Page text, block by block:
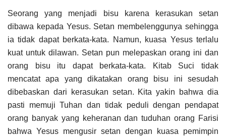
Seorang yang menjadi bisu karena kerasukan setan
dibawa kepada Yesus. Setan membelenggunya sehingga
ia tidak dapat berkata-kata. Namun, kuasa Yesus terlalu
kuat untuk dilawan. Setan pun melepaskan orang ini dan
orang bisu itu dapat berkata-kata. Kitab Suci tidak
mencatat apa yang dikatakan orang bisu ini sesudah
dibebaskan dari kerasukan setan. Kita yakin bahwa dia
pasti memuji Tuhan dan tidak peduli dengan pendapat
orang banyak yang keheranan dan tuduhan orang Farisi
bahwa Yesus mengusir setan dengan kuasa pemimpin